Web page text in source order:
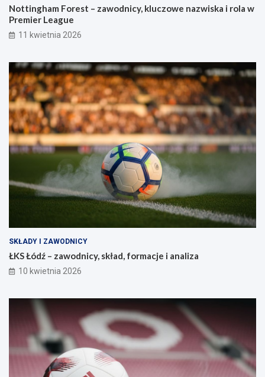
Nottingham Forest – zawodnicy, kluczowe nazwiska i rola w
Premier League
11 kwietnia 2026
SKŁADY I ZAWODNICY
ŁKS Łódź – zawodnicy, skład, formacje i analiza
10 kwietnia 2026